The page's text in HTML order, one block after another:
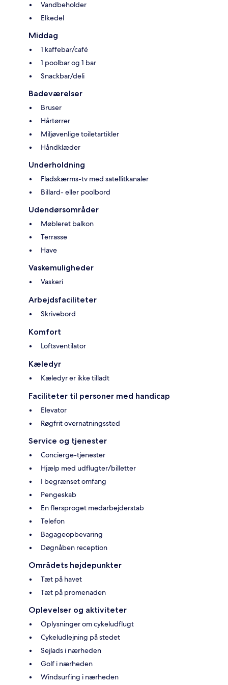
Vandbeholder
Elkedel
Middag
1 kaffebar/café
1 poolbar og 1 bar
Snackbar/deli
Badeværelser
Bruser
Hårtørrer
Miljøvenlige toiletartikler
Håndklæder
Underholdning
Fladskærms-tv med satellitkanaler
Billard- eller poolbord
Udendørsområder
Møbleret balkon
Terrasse
Have
Vaskemuligheder
Vaskeri
Arbejdsfaciliteter
Skrivebord
Komfort
Loftsventilator
Kæledyr
Kæledyr er ikke tilladt
Faciliteter til personer med handicap
Elevator
Røgfrit overnatningssted
Service og tjenester
Concierge-tjenester
Hjælp med udflugter/billetter
I begrænset omfang
Pengeskab
En flersproget medarbejderstab
Telefon
Bagageopbevaring
Døgnåben reception
Områdets højdepunkter
Tæt på havet
Tæt på promenaden
Oplevelser og aktiviteter
Oplysninger om cykeludflugt
Cykeludlejning på stedet
Sejlads i nærheden
Golf i nærheden
Windsurfing i nærheden